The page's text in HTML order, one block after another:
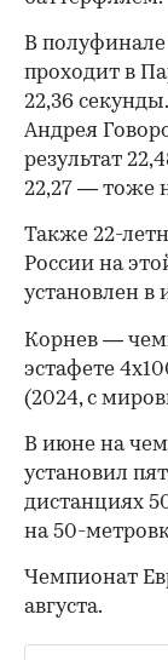
В
проходит в
22,36
Андрея
результат
22,27 — тоже
Также 22-
России на
установлен в
Корнев —
эстафете
(2024, с
В июне на
установил
дистанциях
на 50-
Чемпионат
августа.